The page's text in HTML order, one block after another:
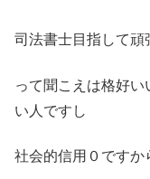
司法書士目指して頑
って聞こえは格好
い人ですし
社会的信用０です